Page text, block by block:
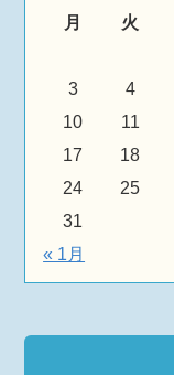
月
火
3
4
10
11
17
18
24
25
31
« 1月